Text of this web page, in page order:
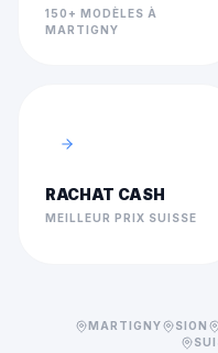
150+ MODÈLES À
MARTIGNY
RACHAT CASH
MEILLEUR PRIX SUISSE
MARTIGNY SION